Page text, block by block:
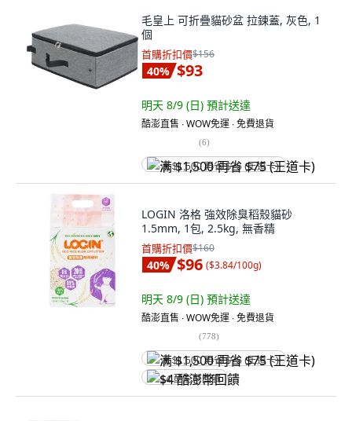
毛皇上 可折疊貓砂盆 拉鍊蓋, 灰色, 1
個
首購折扣價$156
40% $93
明天 8/9 (日) 預計送達
酷澎直售 ∙ WOW免運 ∙ 免費退貨
(6)
满 $1,500 再省 $75 (王道卡)
LOGIN 洛格 強效除臭稻殼貓砂
1.5mm, 1包, 2.5kg, 無香精
首購折扣價$160
40% $96 ($3.84/100g)
明天 8/9 (日) 預計送達
酷澎直售 ∙ WOW免運 ∙ 免費退貨
(778)
满 $1,500 再省 $75 (王道卡)
$4 酷澎幣回饋